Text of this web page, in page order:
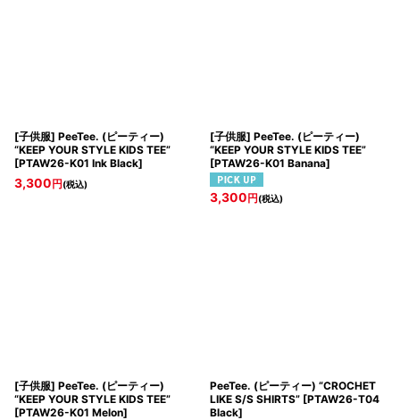
[子供服] PeeTee. (ピーティー)
“KEEP YOUR STYLE KIDS TEE”
[PTAW26-K01 Ink Black]
3,300円(税込)
[子供服] PeeTee. (ピーティー)
“KEEP YOUR STYLE KIDS TEE”
[PTAW26-K01 Banana]
3,300円(税込)
[子供服] PeeTee. (ピーティー)
“KEEP YOUR STYLE KIDS TEE”
[PTAW26-K01 Melon]
PeeTee. (ピーティー) “CROCHET
LIKE S/S SHIRTS” [PTAW26-T04
Black]